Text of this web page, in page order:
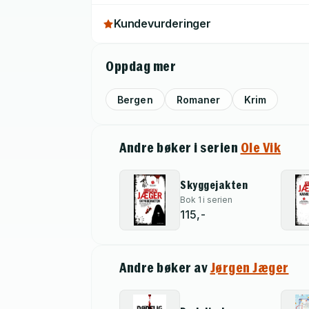
Kundevurderinger
Oppdag mer
Bergen Romaner Krim
Andre bøker i serien Ole Vik
Skyggejakten
Bok 1 i serien
115,-
Andre bøker avJørgen Jæger